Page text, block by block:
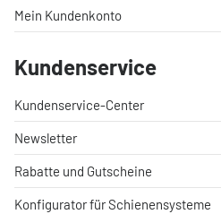
Mein Kundenkonto
Kundenservice
Kundenservice-Center
Newsletter
Rabatte und Gutscheine
Konfigurator für Schienensysteme